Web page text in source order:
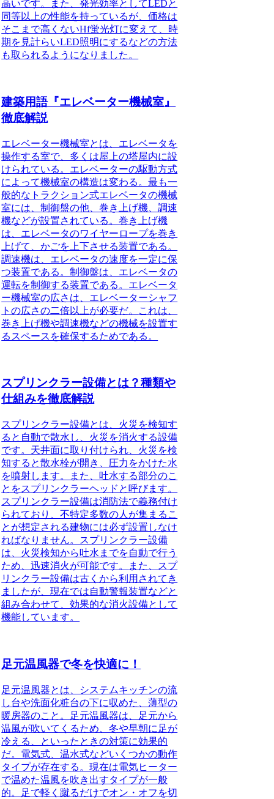
高いです。また、発光効率としてLEDと
同等以上の性能を持っているが、価格は
そこまで高くないHf蛍光灯に変えて、時
期を見計らいLED照明にするなどの方法
も取られるようになりました。
建築用語『エレベーター機械室』
徹底解説
エレベーター機械室とは、エレベータを
操作する室で、多くは屋上の塔屋内に設
けられている。 エレベーターの駆動方式
によって機械室の構造は変わる。最も一
般的なトラクション式エレベータの機械
室には、制御盤の他、巻き上げ機、調速
機などが設置されている。巻き上げ機
は、エレベータのワイヤーロープを巻き
上げて、かごを上下させる装置である。
調速機は、エレベータの速度を一定に保
つ装置である。制御盤は、エレベータの
運転を制御する装置である。 エレベータ
ー機械室の広さは、エレベーターシャフ
トの広さの二倍以上が必要だ。
これは、
巻き上げ機や調速機などの機械を設置す
るスペースを確保するためである。
スプリンクラー設備とは？種類や
仕組みを徹底解説
スプリンクラー設備とは、火災を検知す
ると自動で散水し、火災を消火する設備
です。 天井面に取り付けられ、火災を検
知すると散水栓が開き、圧力をかけた水
を噴射します。また、吐水する部分のこ
とをスプリンクラーヘッドと呼びます。
スプリンクラー設備は消防法で義務付け
られており、不特定多数の人が集まるこ
とが想定される建物には必ず設置しなけ
ればなりません。スプリンクラー設備
は、火災検知から吐水までを自動で行う
ため、迅速消火が可能です。
また、スプ
リンクラー設備は古くから利用されてき
ましたが、現在では自動警報装置などと
組み合わせて、効果的な消火設備として
機能しています。
足元温風器で冬を快適に！
足元温風器とは、システムキッチンの流
し台や洗面化粧台の下に収めた、薄型の
暖房器のこと。
足元温風器は、足元から
温風が吹いてくるため、冬や早朝に足が
冷える、といったときの対策に効果的
だ。電気式、温水式などいくつかの動作
タイプが存在する。現在は電気ヒーター
で温めた温風を吹き出すタイプが一般
的。足で軽く蹴るだけでオン・オフを切